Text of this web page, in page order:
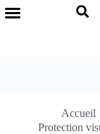
Accueil
Protection